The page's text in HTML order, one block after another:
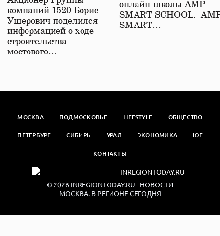
компаний 1520 Борис
Ушерович поделился
информацией о ходе
строительства
мостового…
онлайн-школы АМР
SMART SCHOOL.
SMART…
МОСКВА ПОДМОСКОВЬЕ LIFESTYLE ОБЩЕСТВО
ПЕТЕРБУРГ СИБИРЬ УРАЛ ЭКОНОМИКА ЮГ
КОНТАКТЫ
© 2026 INREGIONTODAY.RU - НОВОСТИ
МОСКВА. В РЕГИОНЕ СЕГОДНЯ